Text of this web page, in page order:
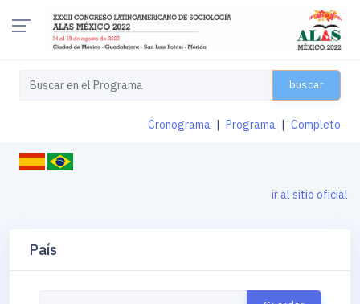
buscar
Cronograma Programa Completo
ir al sitio oficial
País